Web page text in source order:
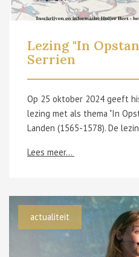
Lezing "In
Serrien
Op 25 oktober 2024 geeft
lezing met als thema "In
Lees meer...
actualiteit